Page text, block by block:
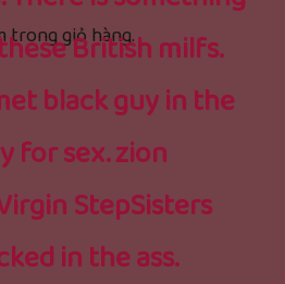
trong giỏ hàng.British milfs.
black guy in the
for sex. zion
StepSisters
in the ass.